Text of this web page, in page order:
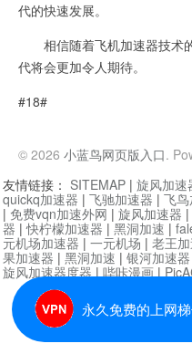
代的快速发展。
相信随着飞机加速器技术
代将会更加令人期待。
#18#
© 2026 小蓝鸟网页版入口.
永久免费的上网
友情链接： SITEMAP | 旋风加速
quickq加速器 | 飞驰加速器 | 飞
| 免费vqn加速外网 | 旋风加速器 |
器 |快柠檬加速器 | 黑洞加速 |
元机场加速器 | 一元机场 | 老王
果加速器 | 黑洞加速 | 银河加速器
旋风加速器度器|哔咔漫画|